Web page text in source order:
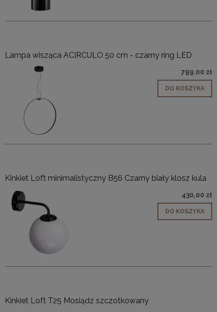
Lampa wisząca ACIRCULO 50 cm - czarny ring LED
799,00 zł
DO KOSZYKA
Kinkiet Loft minimalistyczny B56 Czarny biały klosz kula
430,00 zł
DO KOSZYKA
Kinkiet Loft T25 Mosiądz szczotkowany